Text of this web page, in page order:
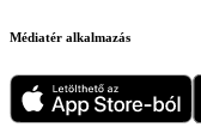
Médiatér alkalmazás